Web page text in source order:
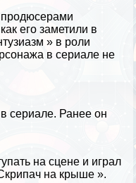
продюсерами
его заметили в
» в роли
в сериале не
сериале. Ранее он
на сцене и играл
на крыше ».